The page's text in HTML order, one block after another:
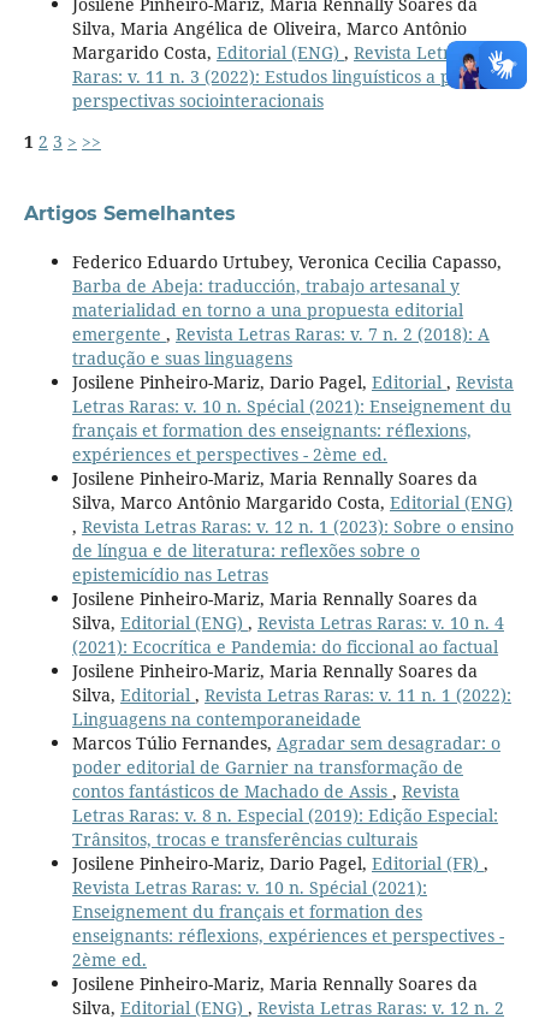
Silva, Maria Angélica de Oliveira, Marco Antônio
Margarido Costa, Editorial (ENG) , Revista Letras
Raras: v. 11 n. 3 (2022): Estudos linguísticos a partir de
perspectivas sociointeracionais
1 2 3 > >>
Artigos Semelhantes
Federico Eduardo Urtubey, Veronica Cecilia Capasso,
Barba de Abeja: traducción, trabajo artesanal y
materialidad en torno a una propuesta editorial
emergente , Revista Letras Raras: v. 7 n. 2 (2018): A
tradução e suas linguagens
Josilene Pinheiro-Mariz, Dario Pagel, Editorial , Revista
Letras Raras: v. 10 n. Spécial (2021): Enseignement du
français et formation des enseignants: réflexions,
expériences et perspectives - 2ème ed.
Josilene Pinheiro-Mariz, Maria Rennally Soares da
Silva, Marco Antônio Margarido Costa, Editorial (ENG)
, Revista Letras Raras: v. 12 n. 1 (2023): Sobre o ensino
de língua e de literatura: reflexões sobre o
epistemicídio nas Letras
Josilene Pinheiro-Mariz, Maria Rennally Soares da
Silva, Editorial (ENG) , Revista Letras Raras: v. 10 n. 4
(2021): Ecocrítica e Pandemia: do ficcional ao factual
Josilene Pinheiro-Mariz, Maria Rennally Soares da
Silva, Editorial , Revista Letras Raras: v. 11 n. 1 (2022):
Linguagens na contemporaneidade
Marcos Túlio Fernandes, Agradar sem desagradar: o
poder editorial de Garnier na transformação de
contos fantásticos de Machado de Assis , Revista
Letras Raras: v. 8 n. Especial (2019): Edição Especial:
Trânsitos, trocas e transferências culturais
Josilene Pinheiro-Mariz, Dario Pagel, Editorial (FR) ,
Revista Letras Raras: v. 10 n. Spécial (2021):
Enseignement du français et formation des
enseignants: réflexions, expériences et perspectives -
2ème ed.
Josilene Pinheiro-Mariz, Maria Rennally Soares da
Silva, Editorial (ENG) , Revista Letras Raras: v. 12 n. 2